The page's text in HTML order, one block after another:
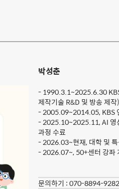
박성춘
- 1990.3.1~2025.6.30
제작기술 R&D 및 방송 제작)
- 2005.09~2014.05, KBS
- 2025.10~2025.11, AI 영
과정 수료
- 2026.03~현재, 대학 및
- 2026.07~, 50+센터 강좌
문의하기 :070-8894-9282